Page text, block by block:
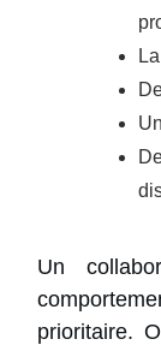
Un
prioritaire.